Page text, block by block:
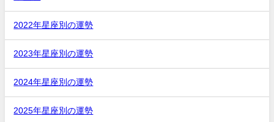
2022年星座別の運勢
2023年星座別の運勢
2024年星座別の運勢
2025年星座別の運勢